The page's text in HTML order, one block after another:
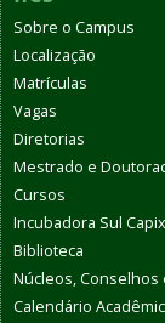
Sobre o Campus
Localização
Matrículas
Vagas
Diretorias
Mestrado e
Cursos
Incubadora Sul
Biblioteca
Núcleos, Conselhos
Calendário